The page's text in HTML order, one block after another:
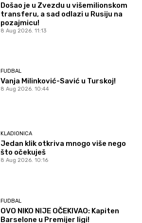
Došao je u Zvezdu u višemilionskom
transferu, a sad odlazi u Rusiju na
pozajmicu!
8 Aug 2026. 11:13
FUDBAL
Vanja Milinković-Savić u Turskoj!
8 Aug 2026. 10:44
KLADIONICA
Jedan klik otkriva mnogo više nego
što očekuješ
8 Aug 2026. 10:16
FUDBAL
OVO NIKO NIJE OČEKIVAO: Kapiten
Barselone u Premijer ligi!